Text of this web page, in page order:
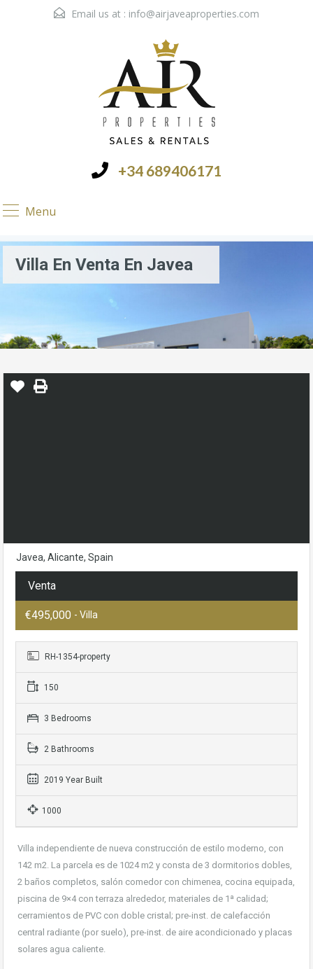
Email us at : info@airjaveaproperties.com
+34 689406171
Menu
Villa En Venta En Javea
Javea, Alicante, Spain
Venta
€495,000 - Villa
RH-1354-property
150
3 Bedrooms
2 Bathrooms
2019 Year Built
1000
Villa independiente de nueva construcción de estilo moderno, con
142 m2. La parcela es de 1024 m2 y consta de 3 dormitorios dobles,
2 baños completos, salón comedor con chimenea, cocina equipada,
piscina de 9×4 con terraza alrededor, materiales de 1ª calidad;
cerramientos de PVC con doble cristal; pre-inst. de calefacción
central radiante (por suelo), pre-inst. de aire acondicionado y placas
solares agua caliente.